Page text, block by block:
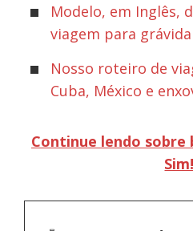
Modelo, em Inglês,
viagem para
Nosso roteiro de
Cuba, México e
Continue lendo sobre
Sim!